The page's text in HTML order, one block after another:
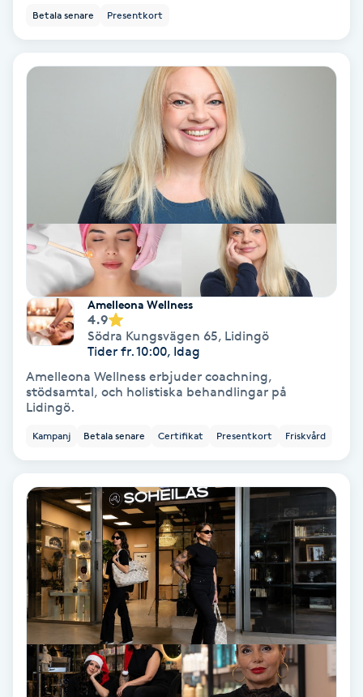
Pigmentbehandling
Pigmentfläckar
Plastikkirurgi
Powder brows
Power Yoga
PRP (Platelet Rich Plasma)
PRX-T33
Psoriasis
Radiofrekvens
Rakning
Reflexologi
Betala senare Presentkort
Amelleona Wellness
4.9
Södra Kungsvägen 65, Lidingö
Tider fr. 10:00, Idag
Amelleona Wellness erbjuder coachning,
stödsamtal, och holistiska behandlingar på
Lidingö.
Kampanj Betala senare Certifikat Presentkort Friskvård